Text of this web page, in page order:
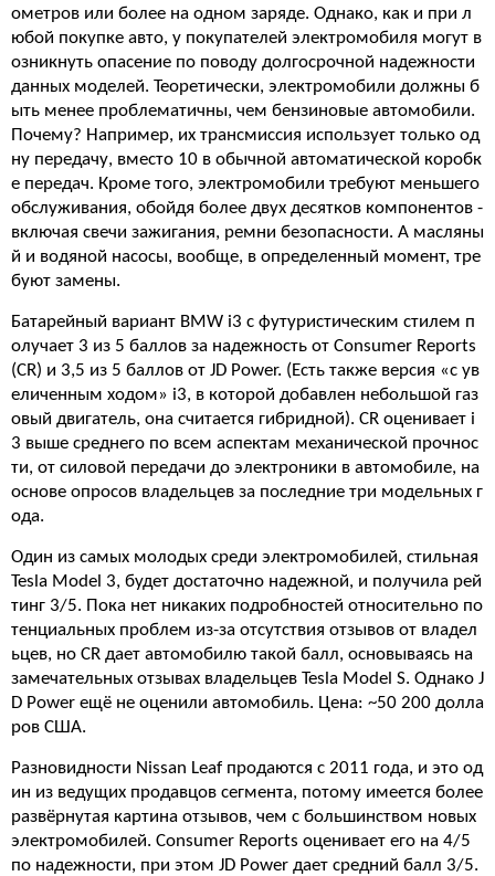
ометров или более на одном заряде. Однако, как и при л
юбой покупке авто, у покупателей электромобиля могут в
озникнуть опасение по поводу долгосрочной надежности
данных моделей. Теоретически, электромобили должны б
ыть менее проблематичны, чем бензиновые автомобили.
Почему? Например, их трансмиссия использует только од
ну передачу, вместо 10 в обычной автоматической коробк
е передач. Кроме того, электромобили требуют меньшего
обслуживания, обойдя более двух десятков компонентов -
включая свечи зажигания, ремни безопасности. А масляны
й и водяной насосы, вообще, в определенный момент, тре
буют замены.
Батарейный вариант BMW i3 с футуристическим стилем п
олучает 3 из 5 баллов за надежность от Consumer Reports
(CR) и 3,5 из 5 баллов от JD Power. (Есть также версия «с ув
еличенным ходом» i3, в которой добавлен небольшой газ
овый двигатель, она считается гибридной). CR оценивает i
3 выше среднего по всем аспектам механической прочнос
ти, от силовой передачи до электроники в автомобиле, на
основе опросов владельцев за последние три модельных г
ода.
Один из самых молодых среди электромобилей, стильная
Tesla Model 3, будет достаточно надежной, и получила рей
тинг 3/5. Пока нет никаких подробностей относительно по
тенциальных проблем из-за отсутствия отзывов от владел
ьцев, но CR дает автомобилю такой балл, основываясь на
замечательных отзывах владельцев Tesla Model S. Однако J
D Power ещё не оценили автомобиль. Цена: ~50 200 долла
ров США.
Разновидности Nissan Leaf продаются с 2011 года, и это од
ин из ведущих продавцов сегмента, потому имеется более
развёрнутая картина отзывов, чем с большинством новых
электромобилей. Consumer Reports оценивает его на 4/5
по надежности, при этом JD Power дает средний балл 3/5.